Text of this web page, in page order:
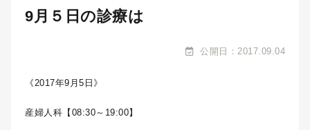
9月５日の診療は
公開日：2017.09.04
《2017年9月5日》
産婦人科【08:30～19:00】